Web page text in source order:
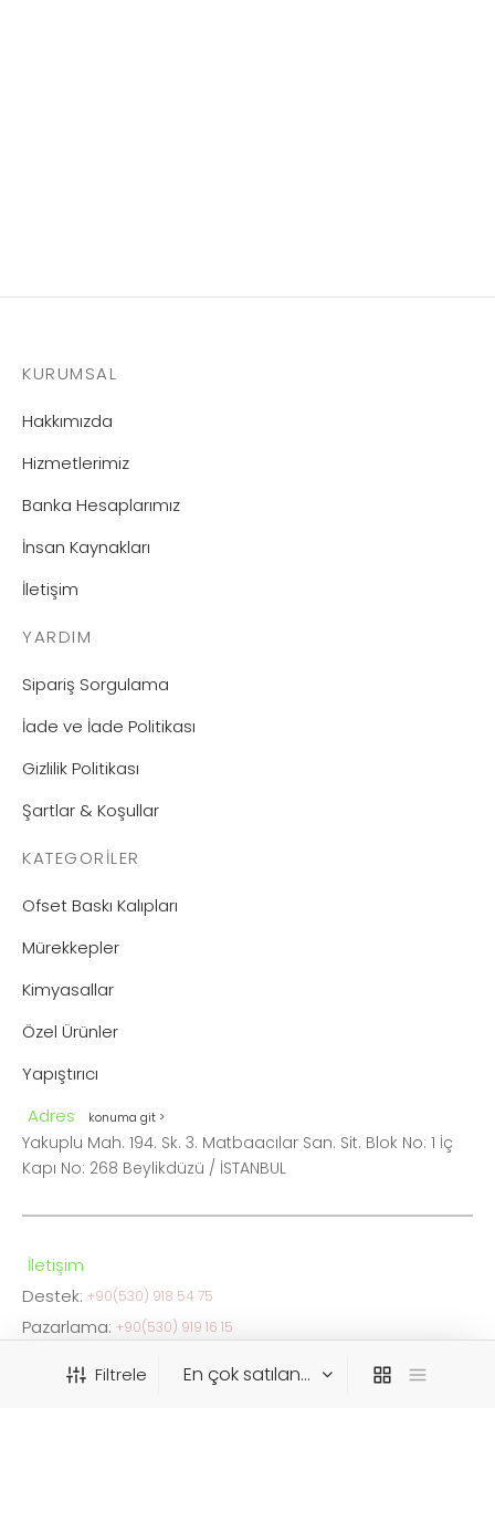
Filtrele
KURUMSAL
Hakkımızda
Hizmetlerimiz
Banka Hesaplarımız
İnsan Kaynakları
İletişim
YARDIM
Sipariş Sorgulama
İade ve İade Politikası
Gizlilik Politikası
Şartlar & Koşullar
KATEGORILER
Ofset Baskı Kalıpları
Mürekkepler
Kimyasallar
Özel Ürünler
Yapıştırıcı
Adres
konuma git >
Yakuplu Mah. 194. Sk. 3. Matbaacılar San. Sit. Blok No: 1 İç
Kapı No: 268 Beylikdüzü / İSTANBUL
İletişim
Destek: +90(530) 918 54 75
Pazarlama: +90(530) 919 16 15
info@ceskaistanbul.com